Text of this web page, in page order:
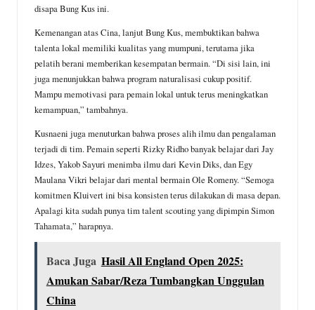
disapa Bung Kus ini.
Kemenangan atas Cina, lanjut Bung Kus, membuktikan bahwa
talenta lokal memiliki kualitas yang mumpuni, terutama jika
pelatih berani memberikan kesempatan bermain. “Di sisi lain, ini
juga menunjukkan bahwa program naturalisasi cukup positif.
Mampu memotivasi para pemain lokal untuk terus meningkatkan
kemampuan,” tambahnya.
Kusnaeni juga menuturkan bahwa proses alih ilmu dan pengalaman
terjadi di tim. Pemain seperti Rizky Ridho banyak belajar dari Jay
Idzes, Yakob Sayuri menimba ilmu dari Kevin Diks, dan Egy
Maulana Vikri belajar dari mental bermain Ole Romeny. “Semoga
komitmen Kluivert ini bisa konsisten terus dilakukan di masa depan.
Apalagi kita sudah punya tim talent scouting yang dipimpin Simon
Tahamata,” harapnya.
Baca Juga Hasil All England Open 2025:
Amukan Sabar/Reza Tumbangkan Unggulan
China